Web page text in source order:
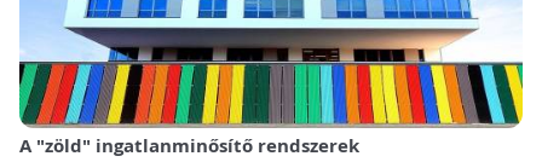
A "zöld" ingatlanminősítő rendszerek